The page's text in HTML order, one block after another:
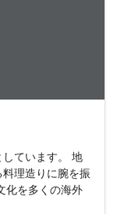
ています。 地
理造りに腕を振
化を多くの海外